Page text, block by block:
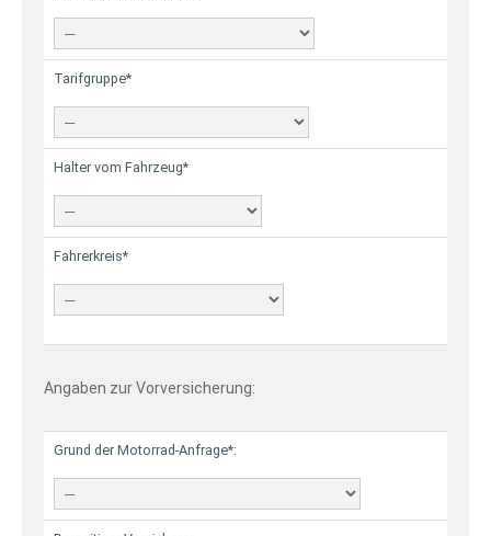
Tarifgruppe*
Halter vom Fahrzeug*
Fahrerkreis*
Angaben zur Vorversicherung:
Grund der Motorrad-Anfrage*: